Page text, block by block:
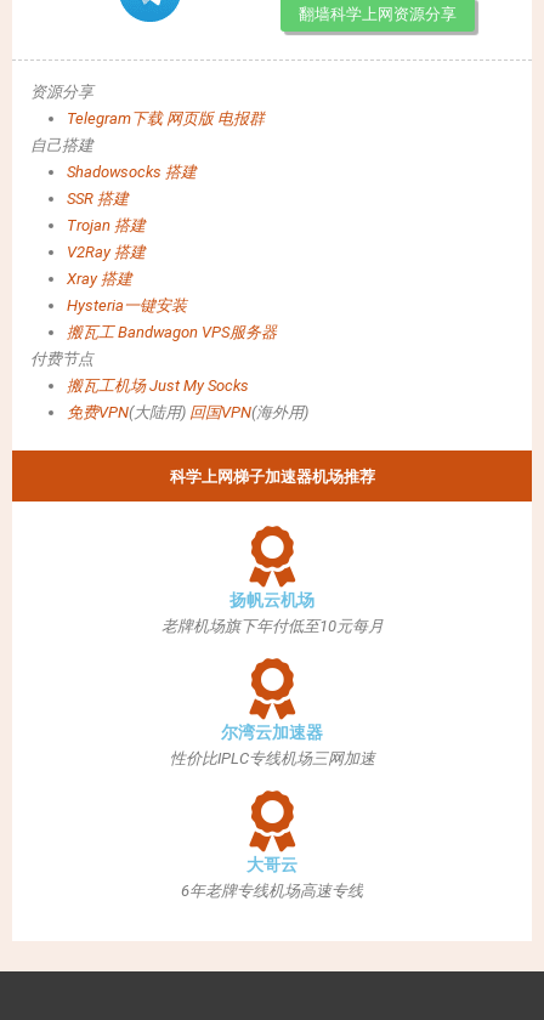
翻墙科学上网资源分享
资源分享
Telegram下载 网页版 电报群
自己搭建
Shadowsocks 搭建
SSR 搭建
Trojan 搭建
V2Ray 搭建
Xray 搭建
Hysteria一键安装
搬瓦工 Bandwagon VPS服务器
付费节点
搬瓦工机场 Just My Socks
免费VPN(大陆用) 回国VPN(海外用)
科学上网梯子加速器机场推荐
扬帆云机场
老牌机场旗下年付低至10元每月
尔湾云加速器
性价比IPLC专线机场三网加速
大哥云
6年老牌专线机场高速专线